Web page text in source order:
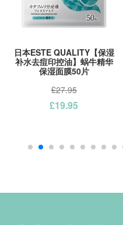
日本ESTE QUALITY【保湿
补水去痘印控油】蜗牛精华
保湿面膜50片
£27.95
£19.95